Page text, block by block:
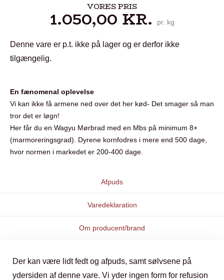
VORES PRIS
1.050,00 KR. pr. kg
Denne vare er p.t. ikke på lager og er derfor ikke
tilgængelig.
En fænomenal oplevelse
Vi kan ikke få armene ned over det her kød- Det smager så man
tror det er løgn!
Her får du en Wagyu Mørbrad med en Mbs på minimum 8+
(marmoreringsgrad). Dyrene kornfodres i mere end 500 dage,
hvor normen i markedet er 200-400 dage.
Afpuds
Varedeklaration
Om producent/brand
Der kan være lidt fedt og afpuds, samt sølvsene på
ydersiden af denne vare. Vi yder ingen form for refusion